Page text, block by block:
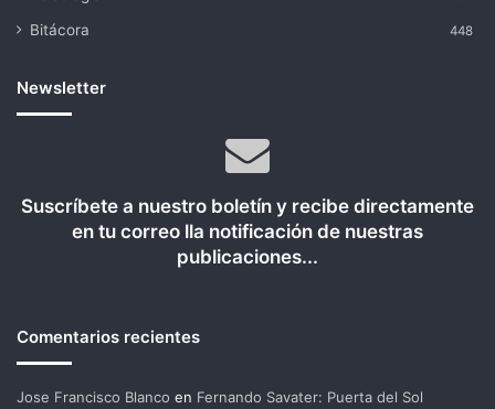
Bitácora 448
Newsletter
Suscríbete a nuestro boletín y recibe directamente
en tu correo lla notificación de nuestras
publicaciones...
Comentarios recientes
Jose Francisco Blanco en Fernando Savater: Puerta del Sol